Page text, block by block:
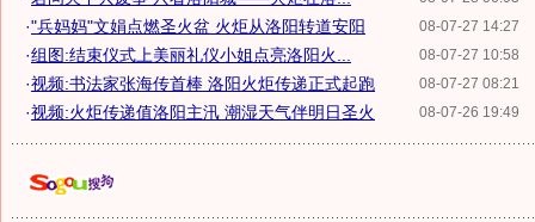
08-07-27 14:27
·"兵妈妈"文娟点燃圣火盆 火炬从洛阳转道安阳
08-07-27 10:58
·组图:结束仪式上美丽礼仪小姐点亮洛阳火...
08-07-27 08:21
·视频:书法家张海传首棒 洛阳火炬传递正式起跑
08-07-26 19:49
·视频:火炬传递值洛阳主汛 潮湿天气伴明日圣火